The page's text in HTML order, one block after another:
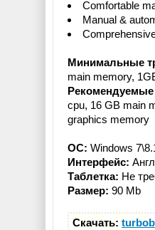
Comfortable
Manual &
Минимальные
main memory,
Рекомендуемые
cpu, 16 GB main
graphics memory
ОС: Windows
Интерфейс:
Таблетка: Не
Размер: 90 Mb
Скачать: